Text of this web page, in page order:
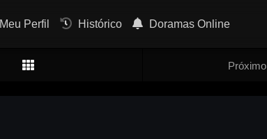
Meu Perfil Histórico Doramas Online
Próximo